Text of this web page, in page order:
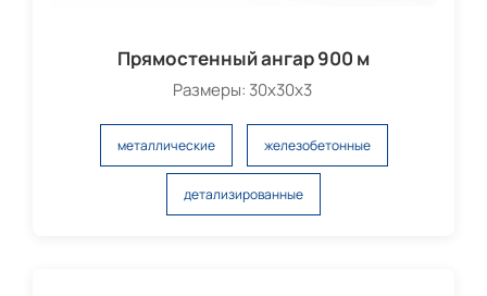
Прямостенный ангар 900 м
Размеры: 30х30х3
металлические железобетонные
детализированные